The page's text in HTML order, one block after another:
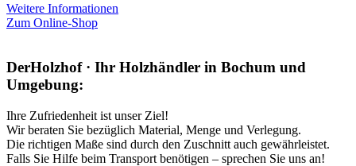
Weitere Informationen
Zum Online-Shop
DerHolzhof · Ihr Holzhändler in Bochum und
Umgebung:
Ihre Zufriedenheit ist unser Ziel!
Wir beraten Sie bezüglich Material, Menge und Verlegung.
Die richtigen Maße sind durch den Zuschnitt auch gewährleistet.
Falls Sie Hilfe beim Transport benötigen – sprechen Sie uns an!